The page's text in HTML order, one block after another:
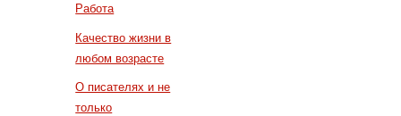
Работа
Качество жизни в
любом возрасте
О писателях и не
только